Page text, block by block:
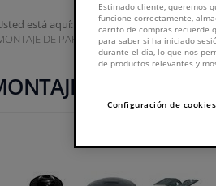
está aquí: Página de inicio Paneles
DE PARACHOQUES TRASERO
DE
Estimado cliente, queremos
funcione correctamente,
carrito de compras recuerde
para saber si ha iniciado
durante el día, lo que nos
de productos relevantes y
Configuración de cookies